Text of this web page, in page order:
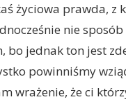
życiowa prawda, z
nie
bo jednak ton jest
powinniśmy
wrażenie, że ci